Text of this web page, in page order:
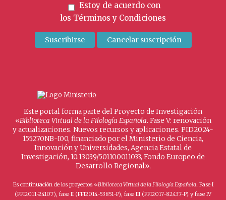
Estoy de acuerdo con
los Términos y Condiciones
Este portal forma parte del Proyecto de Investigación
«Biblioteca Virtual de la Filología Española. Fase V: renovación
y actualizaciones. Nuevos recursos y aplicaciones. PID2024-
155270NB-I00, financiado por el Ministerio de Ciencia,
Innovación y Universidades, Agencia Estatal de
Investigación, 10.13039/501100011033, Fondo Europeo de
Desarrollo Regional».
Es continuación de los proyectos «Biblioteca Virtual de la Filología Española. Fase I
(FFI2011-24107), fase II (FFI2014-53851-P), fase III (FFI2017-82437-P) y fase IV